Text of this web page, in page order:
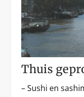
Thuis
– Sushi en